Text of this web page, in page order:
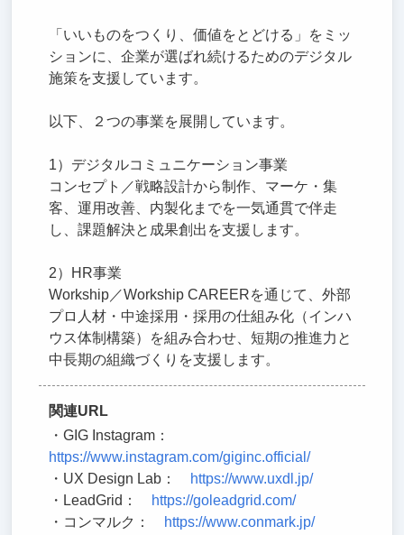
「いいものをつくり、価値をとどける」をミッ
ションに、企業が選ばれ続けるためのデジタル
施策を支援しています。
以下、２つの事業を展開しています。
1）デジタルコミュニケーション事業
コンセプト／戦略設計から制作、マーケ・集
客、運用改善、内製化までを一気通貫で伴走
し、課題解決と成果創出を支援します。
2）HR事業
Workship／Workship CAREERを通じて、外部
プロ人材・中途採用・採用の仕組み化（インハ
ウス体制構築）を組み合わせ、短期の推進力と
中長期の組織づくりを支援します。
関連URL
・GIG Instagram：
https://www.instagram.com/giginc.official/
・UX Design Lab：
https://www.uxdl.jp/
・LeadGrid：
https://goleadgrid.com/
・コンマルク：
https://www.conmark.jp/